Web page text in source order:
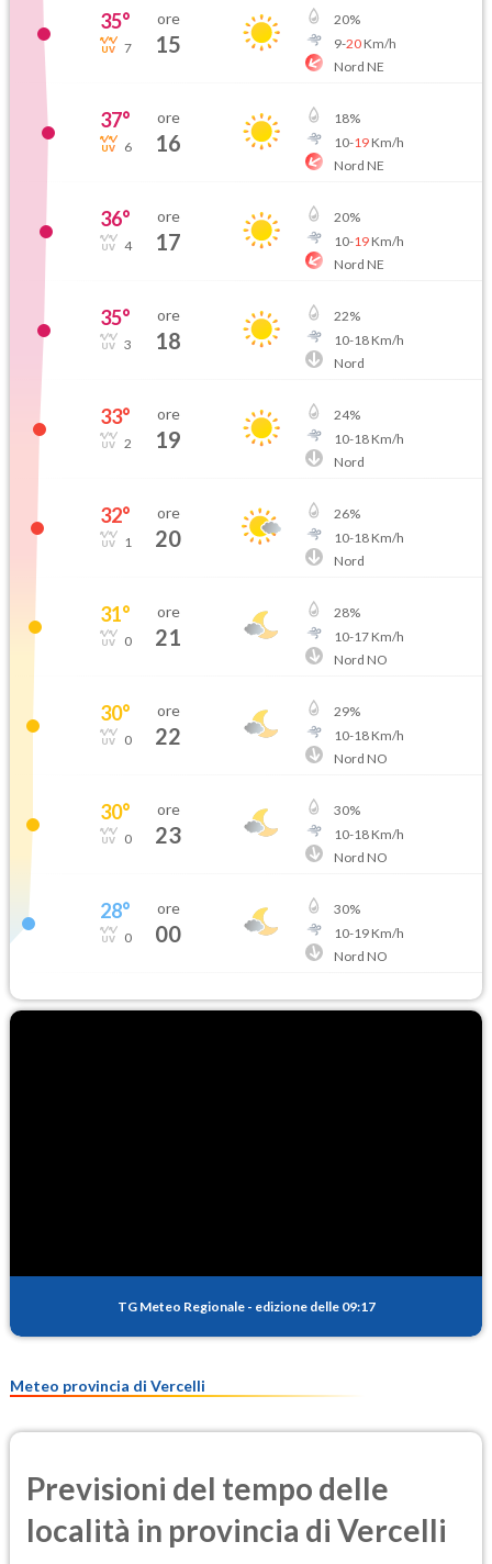
35°
7
ore
15
20%
9-20Km/h
Nord NE
37°
6
ore
16
18%
10-19Km/h
Nord NE
36°
4
ore
17
20%
10-19Km/h
Nord NE
35°
3
ore
18
22%
10-18Km/h
Nord
33°
2
ore
19
24%
10-18Km/h
Nord
32°
1
ore
20
26%
10-18Km/h
Nord
31°
0
ore
21
28%
10-17Km/h
Nord NO
30°
0
ore
22
29%
10-18Km/h
Nord NO
30°
0
ore
23
30%
10-18Km/h
Nord NO
28°
0
ore
00
30%
10-19Km/h
Nord NO
TG Meteo Regionale - edizione delle 09:17
Meteo provincia di Vercelli
Previsioni del tempo delle
località in provincia di Vercelli